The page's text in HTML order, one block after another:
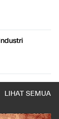
LIHAT SEMUA